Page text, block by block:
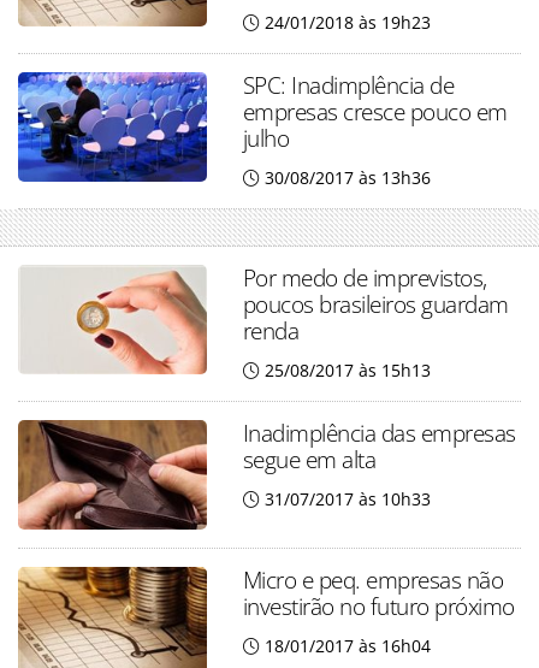
24/01/2018 às 19h23
SPC: Inadimplência de
empresas cresce pouco em
julho
30/08/2017 às 13h36
Por medo de imprevistos,
poucos brasileiros guardam
renda
25/08/2017 às 15h13
Inadimplência das empresas
segue em alta
31/07/2017 às 10h33
Micro e peq. empresas não
investirão no futuro próximo
18/01/2017 às 16h04